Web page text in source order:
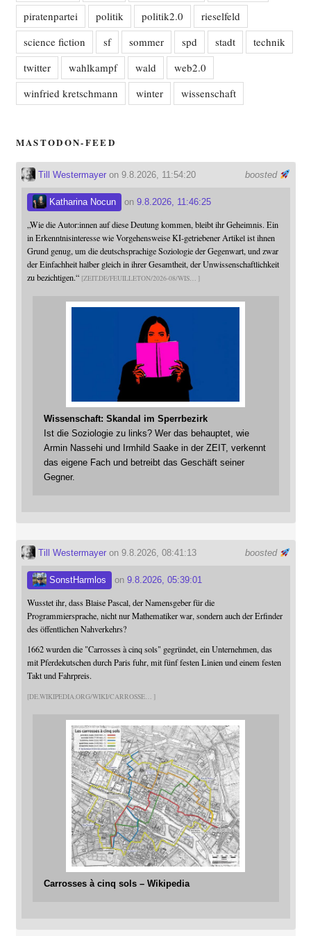
piratenpartei politik politik2.0
rieselfeld
science fiction
sf sommer spd stadt
technik
twitter
wahlkampf wald
web2.0
winfried kretschmann
winter wissenschaft
MASTODON-FEED
boosted
Till Westermayeron 9.8.2026, 11:54:20
Katharina Nocun on 9.8.2026, 11:46:25
„Wie die Autor:innen auf diese Deutung kommen, bleibt ihr Geheimnis. Ein
in Erkenntnisinteresse wie Vorgehensweise KI-getriebener Artikel ist ihnen
Grund genug, um die deutschsprachige Soziologie der Gegenwart, und zwar
der Einfachheit halber gleich in ihrer Gesamtheit, der Unwissenschaftlichkeit
zu bezichtigen.“ ZEIT.DE/FEUILLETON/2026-08/WIS
Wissenschaft: Skandal im Sperrbezirk
Ist die Soziologie zu links? Wer das behauptet, wie
Armin Nassehi und Irmhild Saake in der ZEIT, verkennt
das eigene Fach und betreibt das Geschäft seiner
Gegner.
boosted
Till Westermayeron 9.8.2026, 08:41:13
SonstHarmlos on 9.8.2026, 05:39:01
Wusstet ihr, dass Blaise Pascal, der Namensgeber für die
Programmiersprache, nicht nur Mathematiker war, sondern auch der Erfinder
des öffentlichen Nahverkehrs?
1662 wurden die "Carrosses à cinq sols" gegründet, ein Unternehmen, das
mit Pferdekutschen durch Paris fuhr, mit fünf festen Linien und einem festen
Takt und Fahrpreis.
DE.WIKIPEDIA.ORG/WIKI/CARROSSE
Carrosses à cinq sols – Wikipedia